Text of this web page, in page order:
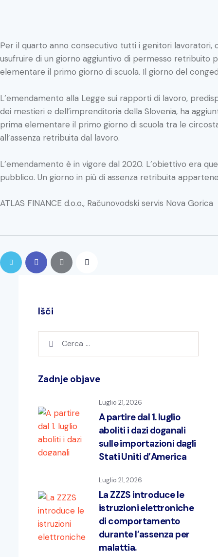
Per il quarto anno consecutivo tutti i genitori
usufruire di un giorno aggiuntivo di permesso retribuito
elementare il primo giorno di scuola. Il giorno del
L’emendamento alla Legge sui rapporti di lavoro,
dei mestieri e dell’imprenditoria della Slovenia, ha
prima elementare il primo giorno di scuola tra le
all’assenza retribuita dal lavoro.
L’emendamento è in vigore dal 2020. L’obiettivo era
pubblico. Un giorno in più di assenza retribuita
ATLAS FINANCE d.o.o., Računovodski servis Nova Gorica
Išči
Zadnje objave
Luglio 21, 2026
A partire dal 1. luglio
aboliti i dazi doganali
sulle importazioni dagli
Stati Uniti d’America
Luglio 21, 2026
La ZZZS introduce le
istruzioni elettroniche
di comportamento
durante l’assenza per
malattia.